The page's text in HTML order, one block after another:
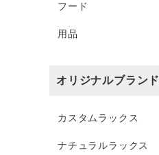
フード
用品
オリジナルブランド
カスタムラックス
ナチュラルラックス